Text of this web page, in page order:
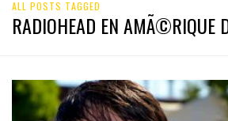
ALL POSTS TAGGED
RADIOHEAD EN AMÃ©RIQUE